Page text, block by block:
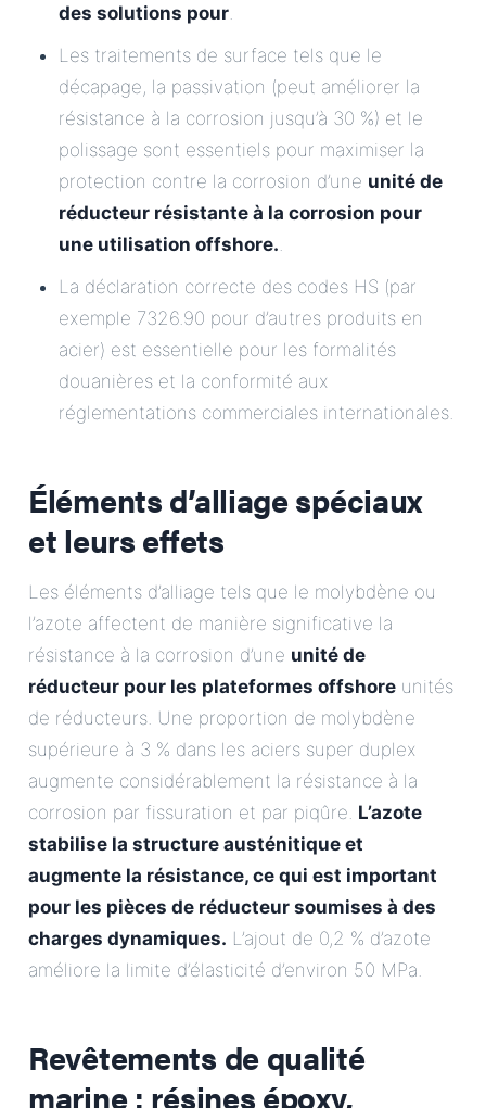
des solutions pour.
Les traitements de surface tels que le
décapage, la passivation (peut améliorer la
résistance à la corrosion jusqu’à 30 %) et le
polissage sont essentiels pour maximiser la
protection contre la corrosion d’une unité de
réducteur résistante à la corrosion pour
une utilisation offshore..
La déclaration correcte des codes HS (par
exemple 7326.90 pour d’autres produits en
acier) est essentielle pour les formalités
douanières et la conformité aux
réglementations commerciales internationales.
Éléments d’alliage spéciaux
et leurs effets
Les éléments d’alliage tels que le molybdène ou
l’azote affectent de manière significative la
résistance à la corrosion d’une unité de
réducteur pour les plateformes offshore unités
de réducteurs. Une proportion de molybdène
supérieure à 3 % dans les aciers super duplex
augmente considérablement la résistance à la
corrosion par fissuration et par piqûre. L’azote
stabilise la structure austénitique et
augmente la résistance, ce qui est important
pour les pièces de réducteur soumises à des
charges dynamiques. L’ajout de 0,2 % d’azote
améliore la limite d’élasticité d’environ 50 MPa.
Revêtements de qualité
marine : résines époxy,